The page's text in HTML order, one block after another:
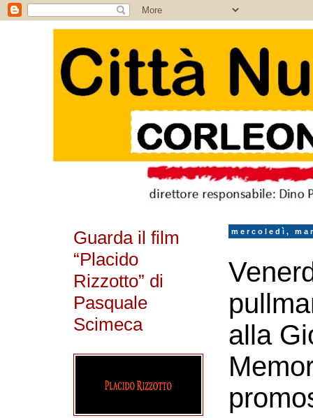
mercoledì,
alla
Guarda il film
“Placido
Rizzotto” di
Pasquale
Scimeca